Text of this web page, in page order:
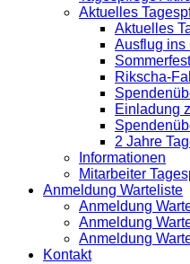
Aktuelles
Aktuelles
Ausflug ins
Sommerfest
Rikscha-
Einladung
2 Jahre
Informationen
Mitarbeiter
Anmeldung Warteliste
Anmeldung
Anmeldung
Anmeldung
Kontakt